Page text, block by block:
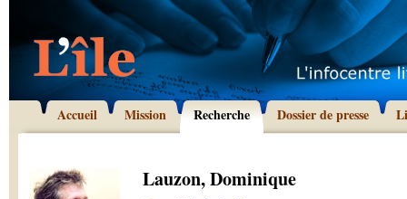
Accueil Mission Recherche Dossier de presse
Lauzon, Dominique